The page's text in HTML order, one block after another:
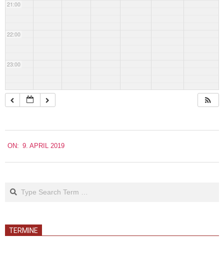
21:00
22:00
23:00
04-
09
ON: 9. APRIL 2019
TERMINE